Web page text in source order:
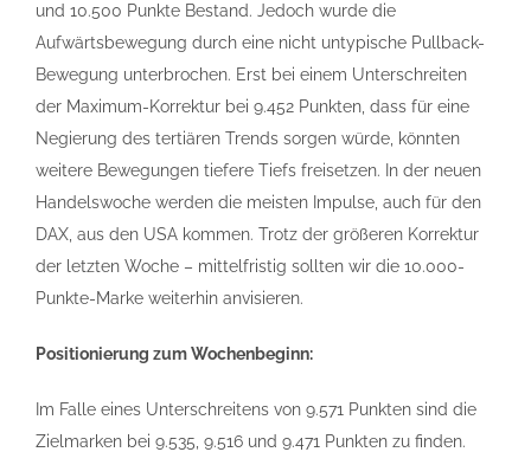
und 10.500 Punkte Bestand. Jedoch wurde die
Aufwärtsbewegung durch eine nicht untypische Pullback-
Bewegung unterbrochen. Erst bei einem Unterschreiten
der Maximum-Korrektur bei 9.452 Punkten, dass für eine
Negierung des tertiären Trends sorgen würde, könnten
weitere Bewegungen tiefere Tiefs freisetzen. In der neuen
Handelswoche werden die meisten Impulse, auch für den
DAX, aus den USA kommen. Trotz der größeren Korrektur
der letzten Woche – mittelfristig sollten wir die 10.000-
Punkte-Marke weiterhin anvisieren.
Positionierung zum Wochenbeginn:
Im Falle eines Unterschreitens von 9.571 Punkten sind die
Zielmarken bei 9.535, 9.516 und 9.471 Punkten zu finden.